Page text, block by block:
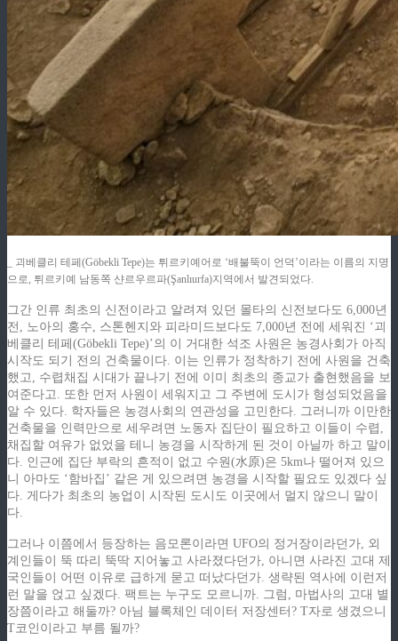
_ 괴베클리 테페(Göbekli Tepe)는 튀르키예어로 ‘배불뚝이 언덕’이라는 이름의 지명
으로, 튀르키예 남동쪽 샨르우르파(Şanlıurfa)지역에서 발견되었다.
그간 인류 최초의 신전이라고 알려져 있던 몰타의 신전보다도 6,000년
전, 노아의 홍수, 스톤헨지와 피라미드보다도 7,000년 전에 세워진 ‘괴
베클리 테페(Göbekli Tepe)’의 이 거대한 석조 사원은 농경사회가 아직
시작도 되기 전의 건축물이다. 이는 인류가 정착하기 전에 사원을 건축
했고, 수렵채집 시대가 끝나기 전에 이미 최초의 종교가 출현했음을 보
여준다고. 또한 먼저 사원이 세워지고 그 주변에 도시가 형성되었음을
알 수 있다. 학자들은 농경사회의 연관성을 고민한다. 그러니까 이만한
건축물을 인력만으로 세우려면 노동자 집단이 필요하고 이들이 수렵,
채집할 여유가 없었을 테니 농경을 시작하게 된 것이 아닐까 하고 말이
다. 인근에 집단 부락의 흔적이 없고 수원(水原)은 5km나 떨어져 있으
니 아마도 ‘함바집’ 같은 게 있으려면 농경을 시작할 필요도 있겠다 싶
다. 게다가 최초의 농업이 시작된 도시도 이곳에서 멀지 않으니 말이
다.
그러나 이쯤에서 등장하는 음모론이라면 UFO의 정거장이라던가, 외
계인들이 뚝 따리 뚝딱 지어놓고 사라졌다던가, 아니면 사라진 고대 제
국인들이 어떤 이유로 급하게 묻고 떠났다던가. 생략된 역사에 이런저
런 말을 얹고 싶겠다. 팩트는 누구도 모르니까. 그럼, 마법사의 고대 별
장쯤이라고 해둘까? 아님 블록체인 데이터 저장센터? T자로 생겼으니
T코인이라고 부름 될까?